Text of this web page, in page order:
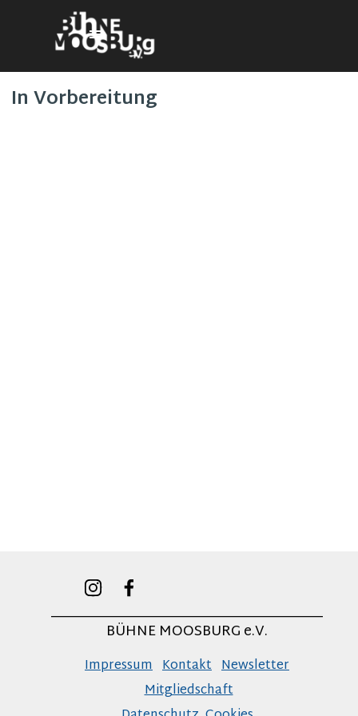
Menü überspringen
In Vorbereitung
______________________________________
BÜHNE MOOSBURG e.V.
Impressum Kontakt Newsletter
Mitgliedschaft